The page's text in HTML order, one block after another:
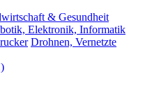
& Gesundheit
Elektronik, Informatik
Drohnen, Vernetzte